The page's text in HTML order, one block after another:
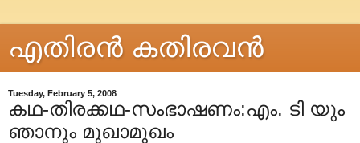
എതിരന്‍ കതിരവന്‍
Tuesday, February 5, 2008
കഥ-തിരക്കഥ-സംഭാഷണം:എം. ടി യും
ഞാനും മുഖാമുഖം